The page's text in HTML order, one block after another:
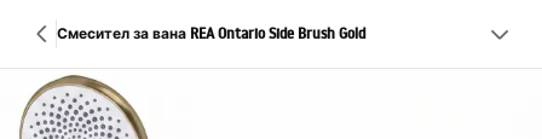
Смесител за вана REA Ontario Side Brush Gold